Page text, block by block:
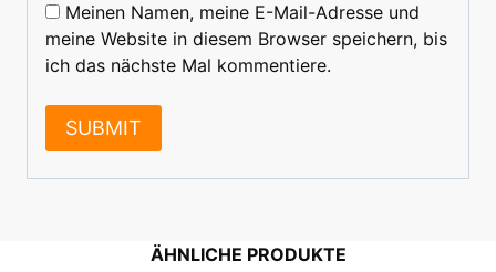
Meinen Namen, meine E-Mail-Adresse und
meine Website in diesem Browser speichern, bis
ich das nächste Mal kommentiere.
ÄHNLICHE PRODUKTE